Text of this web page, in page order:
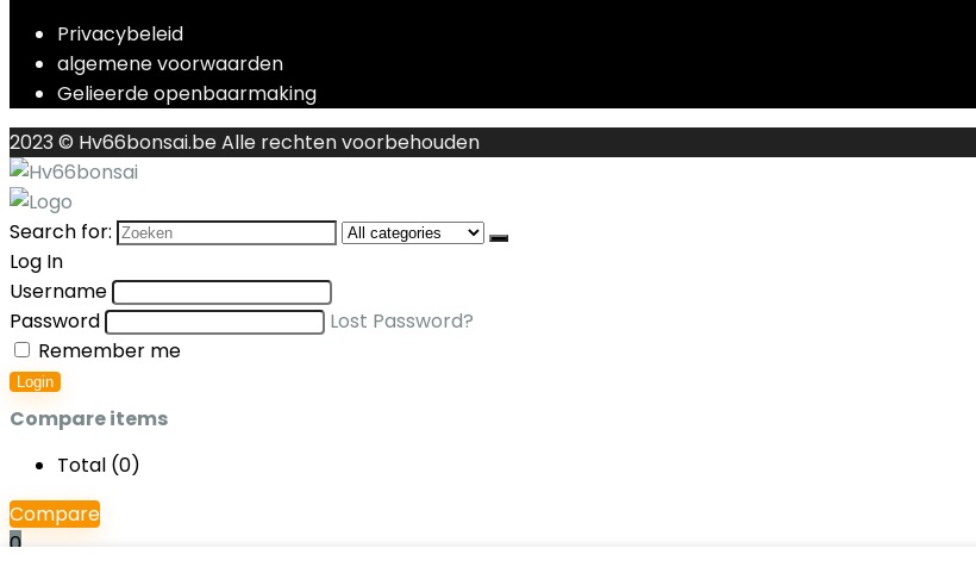
Privacybeleid
algemene voorwaarden
Gelieerde openbaarmaking
2023 © Hv66bonsai.be Alle rechten voorbehouden
Search for:
Log In
Username
Password
Lost Password?
Remember me
Login
Compare items
Total (0)
Compare
0